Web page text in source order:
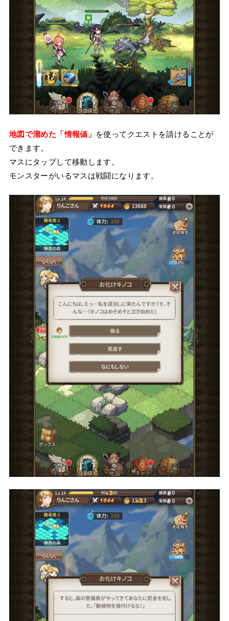
地図で溜めた「情報値」 を使ってクエストを請けることが
できます。
マスにタップして移動します。
モンスターがいるマスは戦闘になります。